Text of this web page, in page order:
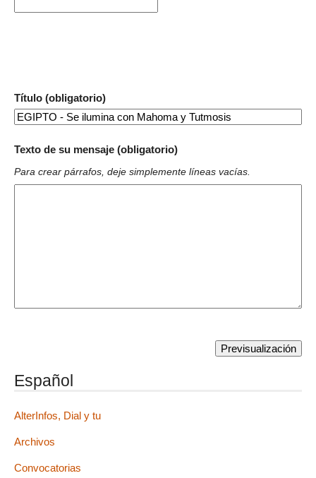
Título (obligatorio)
Texto de su mensaje (obligatorio)
Para crear párrafos, deje simplemente líneas vacías.
Español
AlterInfos, Dial y tu
Archivos
Convocatorias